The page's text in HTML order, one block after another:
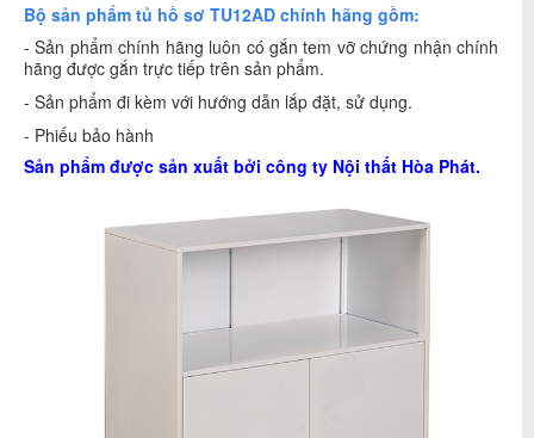
Bộ sản phẩm tủ hồ sơ TU12AD chính hãng gồm:
- Sản phẩm chính hãng luôn có gắn tem vỡ chứng nhận chính
hãng được gắn trực tiếp trên sản phẩm.
- Sản phẩm đi kèm với hướng dẫn lắp đặt, sử dụng.
- Phiếu bảo hành
Sản phẩm được sản xuất bởi công ty Nội thất Hòa Phát.